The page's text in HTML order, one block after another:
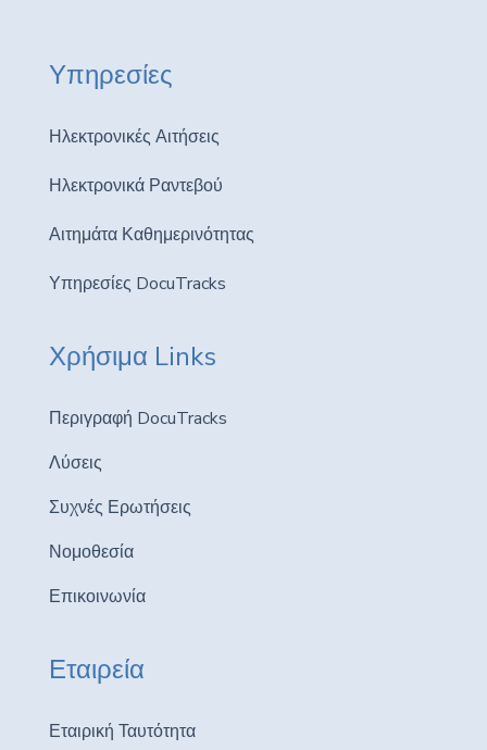
Υπηρεσίες
Ηλεκτρονικές Αιτήσεις
Ηλεκτρονικά Ραντεβού
Αιτημάτα Καθημερινότητας
Υπηρεσίες DocuTracks
Χρήσιμα Links
Περιγραφή DocuTracks
Λύσεις
Συχνές Ερωτήσεις
Νομοθεσία
Επικοινωνία
Εταιρεία
Εταιρική Ταυτότητα